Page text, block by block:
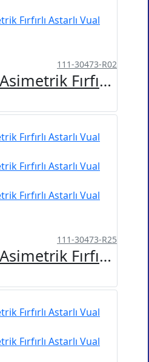
111-30473-R02
Beli Lastikli Asimetrik Fırfırlı Astarlı Vual Etek -Beyaz
111-30473-R25
Beli Lastikli Asimetrik Fırfırlı Astarlı Vual Etek -Açık Mavi